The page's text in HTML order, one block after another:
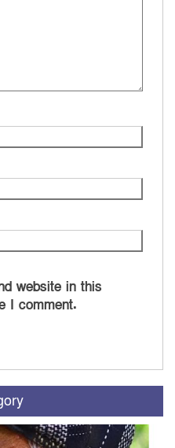
website in this
I comment.